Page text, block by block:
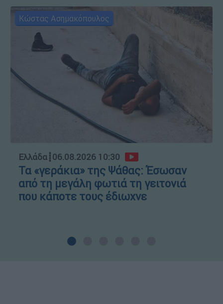
Κώστας Ασημακόπουλος
Ελλάδα┋06.08.2026 10:30
Τα «γεράκια» της Ψάθας: Έσωσαν
από τη μεγάλη φωτιά τη γειτονιά
που κάποτε τους έδιωχνε